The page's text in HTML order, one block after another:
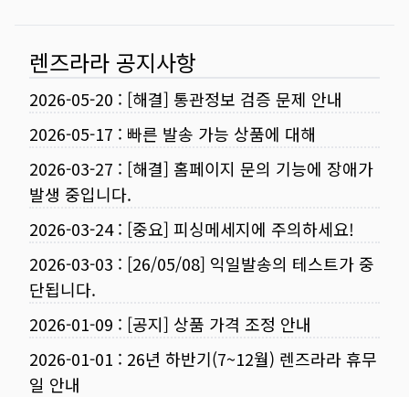
렌즈라라 공지사항
2026-05-20 : [해결] 통관정보 검증 문제 안내
2026-05-17 : 빠른 발송 가능 상품에 대해
2026-03-27 : [해결] 홈페이지 문의 기능에 장애가
발생 중입니다.
2026-03-24: [중요] 피싱메세지에 주의하세요!
2026-03-03 : [26/05/08] 익일발송의 테스트가 중
단됩니다.
2026-01-09 : [공지] 상품 가격 조정 안내
2026-01-01 : 26년 하반기(7~12월) 렌즈라라 휴무
일 안내